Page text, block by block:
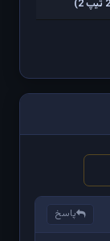
پاسخ